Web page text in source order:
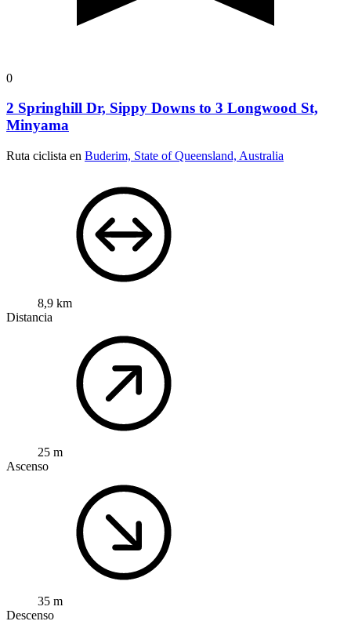
0
2 Springhill Dr, Sippy Downs to 3 Longwood St,
Minyama
Ruta ciclista en Buderim, State of Queensland, Australia
8,9 km
Distancia
25 m
Ascenso
35 m
Descenso